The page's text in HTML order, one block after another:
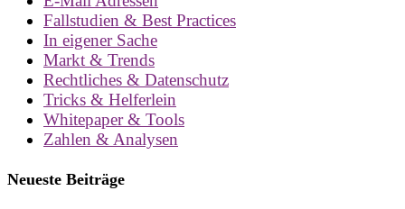
Fallstudien & Best Practices
In eigener Sache
Markt & Trends
Rechtliches & Datenschutz
Tricks & Helferlein
Whitepaper & Tools
Zahlen & Analysen
Neueste Beiträge